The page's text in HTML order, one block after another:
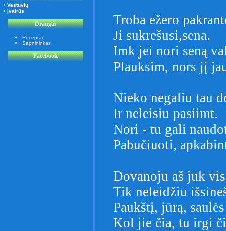
Vestuvių
Įvairūs
Draugai
Receptai
Sapnininkas
Facebook
Troba ežero
Ji sukrešusi,sena.
Imk jei nori seną
Plauksim, nors jį
Nieko negaliu tau
Ir neleisiu pasiimt.
Nori - tu gali
Pabučiuoti,
Dovanoju aš juk
Tik neleidžiu
Paukštį, jūrą,
Kol jie čia, tu irgi